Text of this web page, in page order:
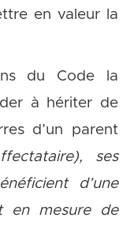
en valeur la
du Code la
à hériter de
d’un parent
ses
d’une
en mesure de